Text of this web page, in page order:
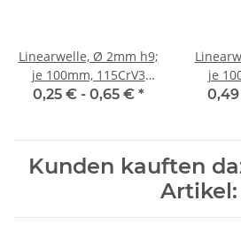
Linearwelle, Ø 2mm h9;
je 100mm, 115CrV3
geschliffen und poliert
0,25 € - 0,65 € *
je
Kunden kauften
Artikel: